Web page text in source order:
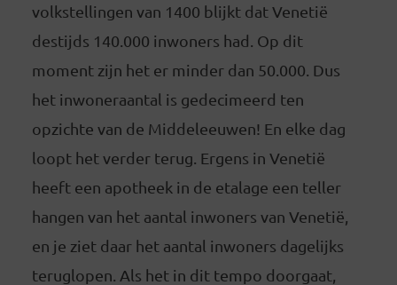
volkstellingen van 1400 blijkt dat Venetië
destijds 140.000 inwoners had. Op dit
moment zijn het er minder dan 50.000. Dus
het inwoneraantal is gedecimeerd ten
opzichte van de Middeleeuwen! En elke dag
loopt het verder terug. Ergens in Venetië
heeft een apotheek in de etalage een teller
hangen van het aantal inwoners van Venetië,
en je ziet daar het aantal inwoners dagelijks
teruglopen. Als het in dit tempo doorgaat,